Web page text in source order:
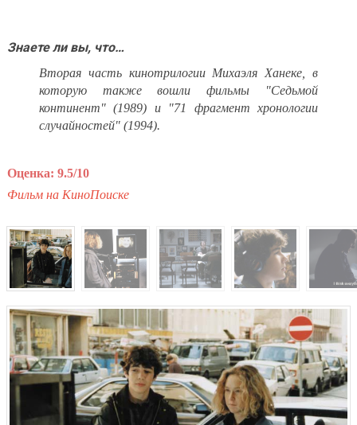
Знаете ли вы, что…
Вторая часть кинотрилогии Михаэля Ханеке, в
которую также вошли фильмы "Седьмой
континент" (1989) и "71 фрагмент хронологии
случайностей" (1994).
Оценка: 9.5/10
Фильм на КиноПоиске